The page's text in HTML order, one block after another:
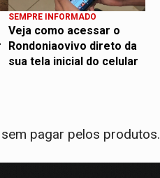
SEMPRE INFORMADO
Veja como acessar o
Rondoniaovivo direto da
sua tela inicial do celular
pagar pelos produtos.